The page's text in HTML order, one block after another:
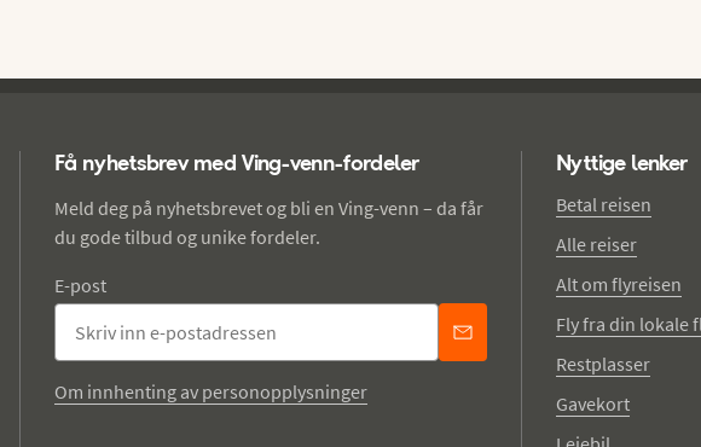
Få nyhetsbrev med Ving-venn-fordeler
Meld deg på nyhetsbrevet og bli en Ving-venn – da får
du gode tilbud og unike fordeler.
E-post
Om innhenting av personopplysninger
Nyttige lenker
Betal reisen
Alle reiser
Alt om flyreisen
Fly fra din lokale
Restplasser
Gavekort